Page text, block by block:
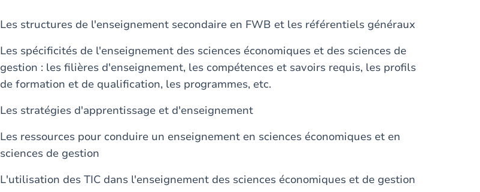
Les structures de l'enseignement secondaire en FWB et les référentiels généraux
Les spécificités de l'enseignement des sciences économiques et des sciences de
gestion : les filières d'enseignement, les compétences et savoirs requis, les profils
de formation et de qualification, les programmes, etc.
Les stratégies d'apprentissage et d'enseignement
Les ressources pour conduire un enseignement en sciences économiques et en
sciences de gestion
L'utilisation des TIC dans l'enseignement des sciences économiques et de gestion